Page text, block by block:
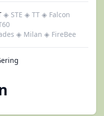
◈ STE ◈ TT ◈ Falcon
◈ Milan ◈ FireBee